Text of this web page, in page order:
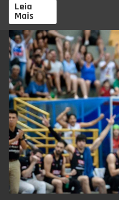
Leia
Mais